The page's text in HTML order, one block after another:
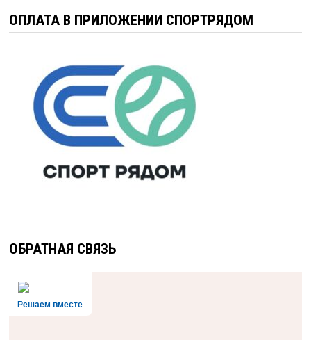
ОПЛАТА В ПРИЛОЖЕНИИ СПОРТРЯДОМ
ОБРАТНАЯ СВЯЗЬ
Решаем вместе